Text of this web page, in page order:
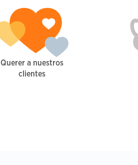
Querer a nuestros
clientes